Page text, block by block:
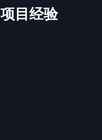
项目经验